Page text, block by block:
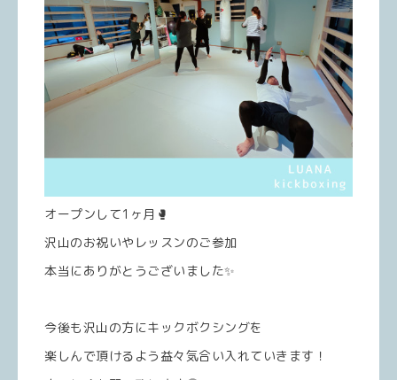
オープンして1ヶ月🥊
沢山のお祝いやレッスンのご参加
本当にありがとうございました✨
今後も沢山の方にキックボクシングを
楽しんで頂けるよう益々気合い入れていきます！